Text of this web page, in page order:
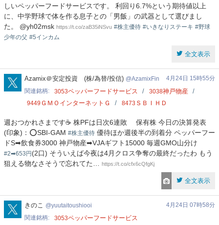
しいペッパーフードサービスです。 利回り6.7%という期待値以上
に、中学野球で体を作る息子との「男飯」の武器として選びまし
た。 @yh02msk https://t.co/zaB35iNSvu #株主優待 #いきなりステーキ #野球
少年の父 #5インカム
全文表示
AzamixFin
Azamix＠安定投資 (株/為替/投信) AzamixFin
4月24日 15時55分
関連銘柄
3053ペッパーフードサービス 3038神戸物産
9449 ＧＭＯインターネットＧ 8473 ＳＢＩＨＤ
週おつかれさまです☕ 株PFは日次6連敗 保有株 今日の決算発表
(印象)：⭕SBI-GAM #株主優待 優待ほか週後半の到着分 ペッパーフー
ドS➡飲食券3000 神戸物産➡VJAギフト15000 毎週GMO山分け
#2➡653円 (2口) そういえば今夜は4月クロス争奪の最終だったわ もう
狙える物なさそうで忘れてた…
https://t.co/cfx6cQfgKj
全文表示
yuutaitoushiooi
きのこ yuutaitoushiooi
4月24日 07時58分
関連銘柄
3053ペッパーフードサービス